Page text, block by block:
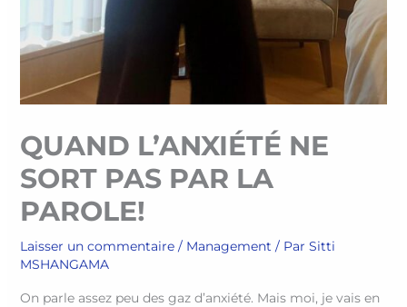
QUAND L’ANXIÉTÉ NE
SORT PAS PAR LA
PAROLE!
Laisser un commentaire / Management / Par Sitti
MSHANGAMA
On parle assez peu des gaz d’anxiété. Mais moi, je vais en